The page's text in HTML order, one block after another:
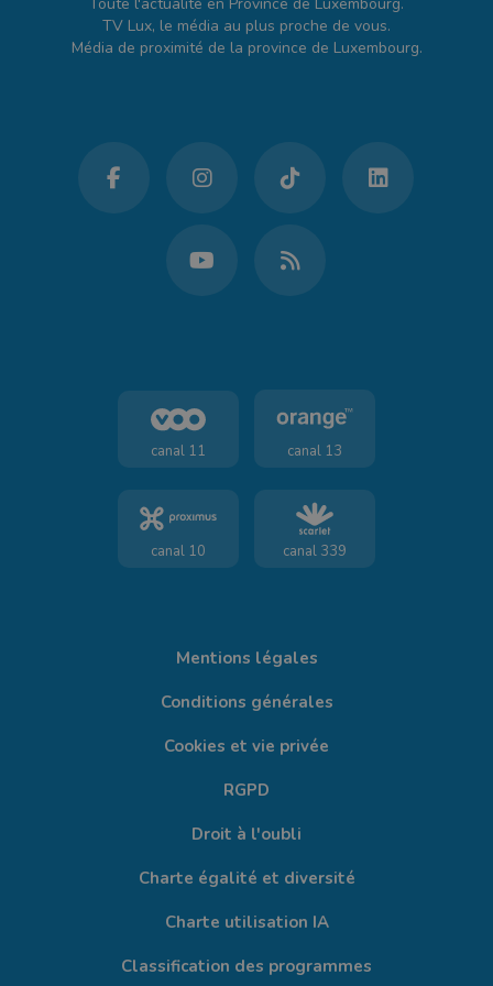
TV Lux, le média au plus proche de vous.
Média de proximité de la province de Luxembourg.
canal 11 canal 13
canal 10 canal 339
Mentions légales
Conditions générales
Cookies et vie privée
RGPD
Droit à l'oubli
Charte égalité et diversité
Charte utilisation IA
Classification des programmes